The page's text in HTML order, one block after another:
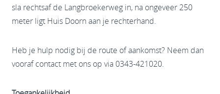
sla rechtsaf de Langbroekerweg in, na ongeveer 250
meter ligt Huis Doorn aan je rechterhand.
Heb je hulp nodig bij de route of aankomst? Neem dan
vooraf contact met ons op via 0343-421020.